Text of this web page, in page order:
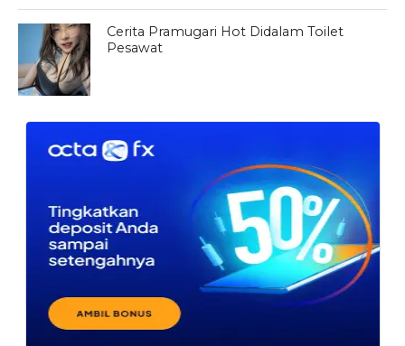
Cerita Pramugari Hot Didalam Toilet
Pesawat